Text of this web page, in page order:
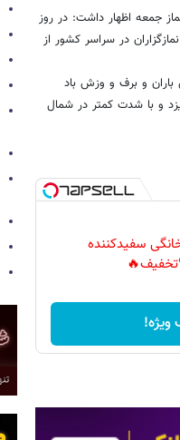
جمعه اظهار داشت: در روز
در سراسر کشور از
و برف و وزش باد
و با شدت کمتر در شمال
سفیدکننده